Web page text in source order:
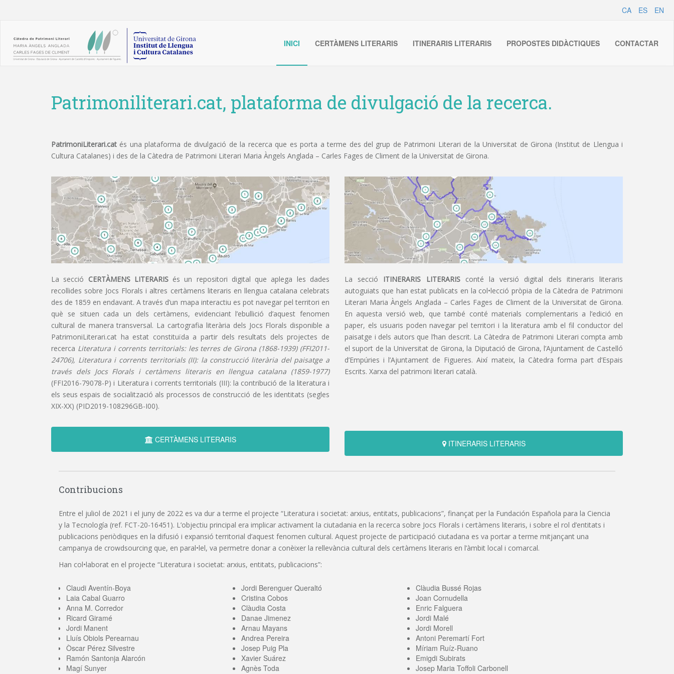
CA ES EN
INICI CERTÀMENS LITERARIS ITINERARIS LITERARIS PROPOSTES DIDÀCTIQUES CONTACTAR
Patrimoniliterari.cat, plataforma de divulgació de la recerca.
PatrimoniLiterari.cat és una plataforma de divulgació de la recerca que es porta a terme des del grup de Patrimoni Literari de la Universitat de Girona (Institut de Llengua i
Cultura Catalanes) i des de la Càtedra de Patrimoni Literari Maria Àngels Anglada – Carles Fages de Climent de la Universitat de Girona.
La secció CERTÀMENS LITERARISés un repositori digital que aplega les dades
recollides sobre Jocs Florals i altres certàmens literaris en llengua catalana celebrats
des de 1859 en endavant. A través d’un mapa interactiu es pot navegar pel territori en
què se situen cada un dels certàmens, evidenciant l’ebullició d’aquest fenomen
cultural de manera transversal. La cartografia literària dels Jocs Florals disponible a
PatrimoniLiterari.cat ha estat constituïda a partir dels resultats dels projectes de
recerca Literatura i corrents territorials: les terres de Girona (1868-1939) (FFI2011-
24706), Literatura i corrents territorials (II): la construcció literària del paisatge a
través dels Jocs Florals i certàmens literaris en llengua catalana (1859-1977)
(FFI2016-79078-P) i Literatura i corrents territorials (III): la contribució de la literatura i
els seus espais de socialització als processos de construcció de les identitats (segles
XIX-XX) (PID2019-108296GB-I00).
CERTÀMENS LITERARIS
La secció ITINERARIS LITERARISconté la versió digital dels itineraris literaris
autoguiats que han estat publicats en la col•lecció pròpia de la Càtedra de Patrimoni
Literari Maria Àngels Anglada – Carles Fages de Climent de la Universitat de Girona.
En aquesta versió web, que també conté materials complementaris a l’edició en
paper, els usuaris poden navegar pel territori i la literatura amb el fil conductor del
paisatge i dels autors que l’han descrit. La Càtedra de Patrimoni Literari compta amb
el suport de la Universitat de Girona, la Diputació de Girona, l’Ajuntament de Castelló
d’Empúries i l’Ajuntament de Figueres. Així mateix, la Càtedra forma part d’Espais
Escrits. Xarxa del patrimoni literari català.
ITINERARIS LITERARIS
Contribucions
Entre el juliol de 2021 i el juny de 2022 es va dur a terme el projecte “Literatura i societat: arxius, entitats, publicacions”, finançat per la Fundación Española para la Ciencia
y la Tecnología (ref. FCT-20-16451). L’objectiu principal era implicar activament la ciutadania en la recerca sobre Jocs Florals i certàmens literaris, i sobre el rol d’entitats i
publicacions periòdiques en la difusió i expansió territorial d’aquest fenomen cultural. Aquest projecte de participació ciutadana es va portar a terme mitjançant una
campanya de crowdsourcing que, en paral•lel, va permetre donar a conèixer la rellevància cultural dels certàmens literaris en l’àmbit local i comarcal.
Han col•laborat en el projecte “Literatura i societat: arxius, entitats, publicacions”:
Claudi Aventín-Boya Jordi Berenguer Queraltó
Clàudia Bussé Rojas
Laia Cabal Guarro
Cristina Cobos
Joan Cornudella
Anna M. Corredor
Clàudia Costa
Enric Falguera
Ricard Giramé
Danae Jimenez
Jordi Malé
Jordi Manent
Arnau Mayans
Jordi Morell
Lluís Obiols Perearnau
Andrea Pereira
Antoni Peremartí Fort
Òscar Pérez Silvestre
Josep Puig Pla
Míriam Ruíz-Ruano
Ramón Santonja Alarcón
Xavier Suárez
Emigdi Subirats
Magí Sunyer
Agnès Toda
Josep Maria Toffoli Carbonell